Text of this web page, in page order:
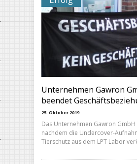
Unternehmen Gawron
beendet
25. Oktober 2019
Das Unternehmen Gawron GmbH
nachdem die Undercover-
Tierschutz aus dem LPT Labor